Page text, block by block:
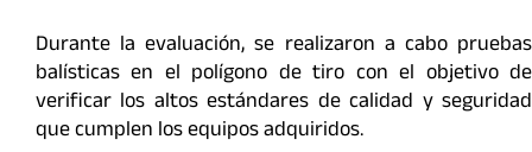
Durante la evaluación, se realizaron a cabo pruebas
balísticas en el polígono de tiro con el objetivo de
verificar los altos estándares de calidad y seguridad
que cumplen los equipos adquiridos.